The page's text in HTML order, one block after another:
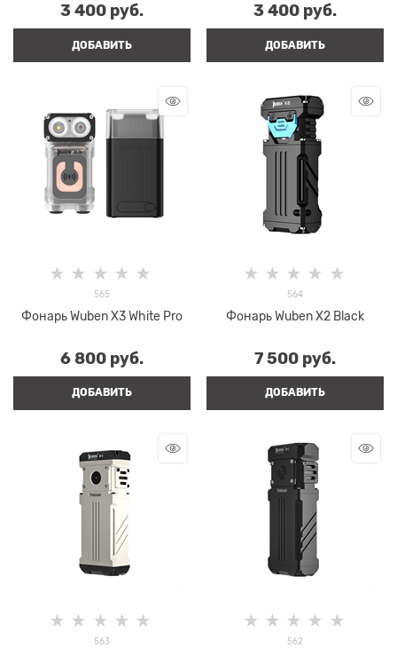
3 400 руб.
ДОБАВИТЬ
3 400 руб.
ДОБАВИТЬ
565
Фонарь Wuben X3 White Pro
6 800 руб.
ДОБАВИТЬ
564
Фонарь Wuben X2 Black
7 500 руб.
ДОБАВИТЬ
563 562